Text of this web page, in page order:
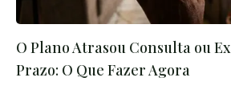
O Plano Atrasou Consulta ou
Prazo: O Que Fazer Agora